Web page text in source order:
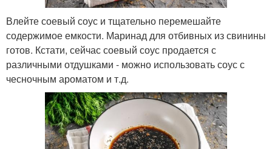
Влейте соевый соус и тщательно перемешайте
содержимое емкости. Маринад для отбивных из свинины
готов. Кстати, сейчас соевый соус продается с
различными отдушками - можно использовать соус с
чесночным ароматом и т.д.